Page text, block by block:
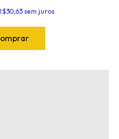
sem juros